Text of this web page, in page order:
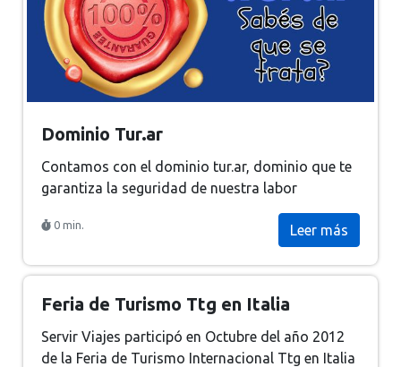
Dominio Tur.ar
Contamos con el dominio tur.ar, dominio que te
garantiza la seguridad de nuestra labor
0 min. Leer más
Feria de Turismo Ttg en Italia
Servir Viajes participó en Octubre del año 2012
de la Feria de Turismo Internacional Ttg en Italia